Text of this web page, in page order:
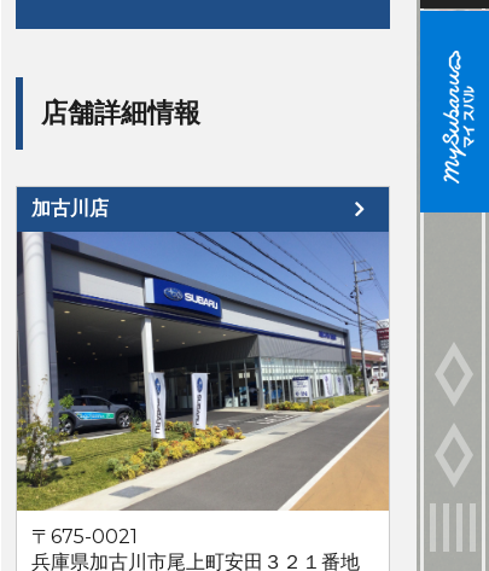
店舗詳細情報
加古川店
〒675-0021
兵庫県加古川市尾上町安田３２１番地